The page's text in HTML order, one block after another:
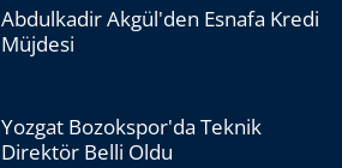
Abdulkadir Akgül'den Esnafa Kredi
Müjdesi
Yozgat Bozokspor'da Teknik
Direktör Belli Oldu